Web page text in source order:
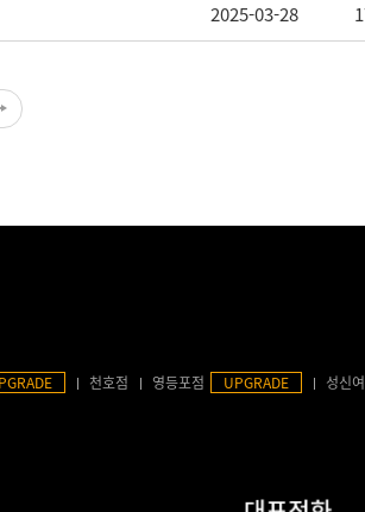
2025-03-28
천호점 영등포점 UPGRADE 성신